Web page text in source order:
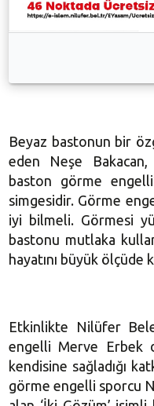
Eğitmen Neşe
baston çalışmasının
rehberlik hakkında
Beyaz bastonun bir
eden Neşe
baston görme
simgesidir. Görme
iyi bilmeli. Görmesi
bastonu mutlaka
hayatını büyük ölçüde
Etkinlikte Nilüfer
engelli Merve Erbek
kendisine sağladığı
görme engelli sporcu